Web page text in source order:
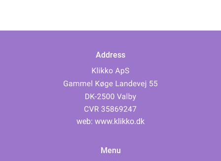
Address
web: www.klikko.dk
Menu